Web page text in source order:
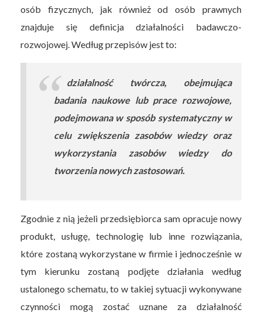
osób fizycznych, jak również od osób prawnych
znajduje się definicja działalności badawczo-
rozwojowej. Według przepisów jest to:
działalność twórcza, obejmująca
badania naukowe lub prace rozwojowe,
podejmowana w sposób systematyczny w
celu zwiększenia zasobów wiedzy oraz
wykorzystania zasobów wiedzy do
tworzenia nowych zastosowań.
Zgodnie z nią jeżeli przedsiębiorca sam opracuje nowy
produkt, usługę, technologię lub inne rozwiązania,
które zostaną wykorzystane w firmie i jednocześnie w
tym kierunku zostaną podjęte działania według
ustalonego schematu, to w takiej sytuacji wykonywane
czynności mogą zostać uznane za działalność